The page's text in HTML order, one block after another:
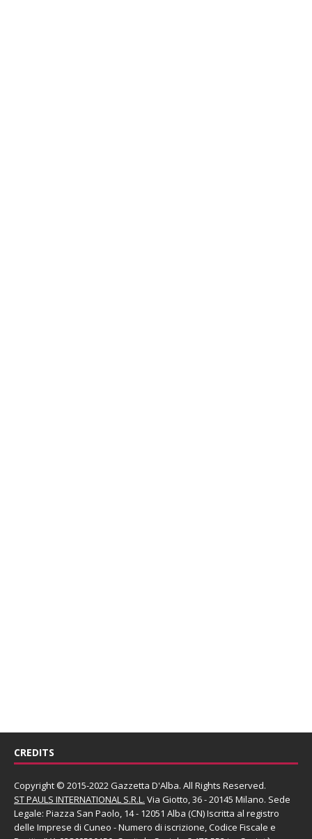
CREDITS
Copyright © 2015-2022 Gazzetta D'Alba. All Rights Reserved.
ST PAULS INTERNATIONAL S.R.L. Via Giotto, 36 - 20145 Milano. Sede
Legale: Piazza San Paolo, 14 - 12051 Alba (CN) Iscritta al registro
delle Imprese di Cuneo - Numero di iscrizione, Codice Fiscale e